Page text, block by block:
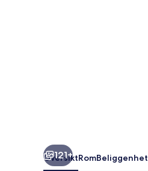
121+
OversiktRomBeliggenhet